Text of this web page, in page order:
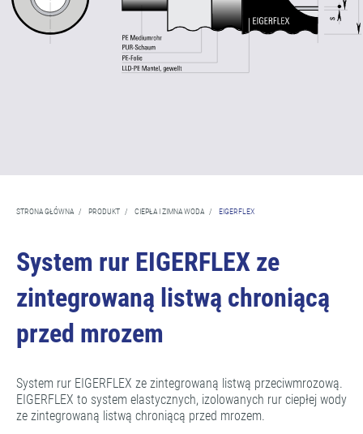
STRONA GŁÓWNA / PRODUKT / CIEPŁA I ZIMNA WODA / EIGERFLEX
System rur EIGERFLEX ze
zintegrowaną listwą chroniącą
przed mrozem
System rur EIGERFLEX ze zintegrowaną listwą przeciwmrozową.
EIGERFLEX to system elastycznych, izolowanych rur ciepłej wody
ze zintegrowaną listwą chroniącą przed mrozem.